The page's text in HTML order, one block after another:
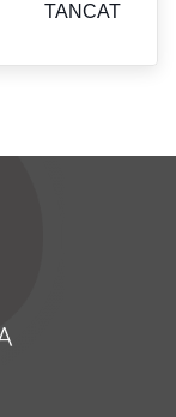
TANCAT